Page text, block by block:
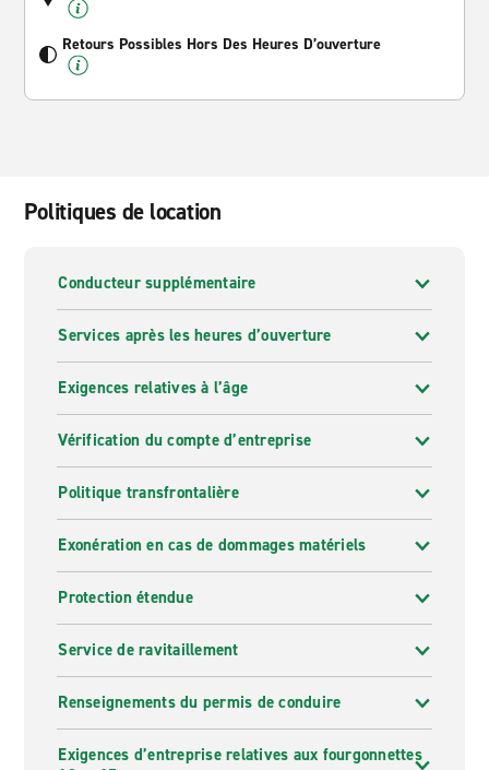
Retours Possibles Hors Des Heures D’ouverture
Politiques de location
Conducteur supplémentaire
Services après les heures d’ouverture
Exigences relatives à l’âge
Vérification du compte d’entreprise
Politique transfrontalière
Exonération en cas de dommages matériels
Protection étendue
Service de ravitaillement
Renseignements du permis de conduire
Exigences d’entreprise relatives aux fourgonnettes